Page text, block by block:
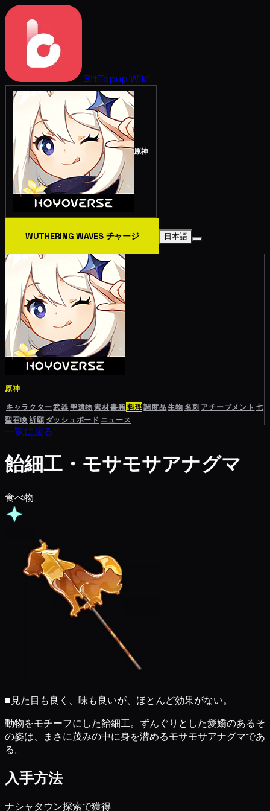
BitTopup Wiki
原神
WUTHERING WAVES チャージ 日本語
原神
キャラクター武器聖遺物素材書籍料理調度品生物名刺 アチーブメント 七
聖召喚祈願 ダッシュボード ニュース
一覧に戻る
飴細工・モサモサアナグマ
食べ物
■見た目も良く、味も良いが、ほとんど効果がない。
動物をモチーフにした飴細工。ずんぐりとした愛嬌のあるそ
の姿は、まさに茂みの中に身を潜めるモサモサアナグマであ
る。
入手方法
ナシャタウン探索で獲得